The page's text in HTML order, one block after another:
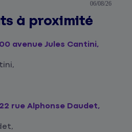
06/08/26
à proximité
avenue Jules Cantini,
rue Alphonse Daudet,